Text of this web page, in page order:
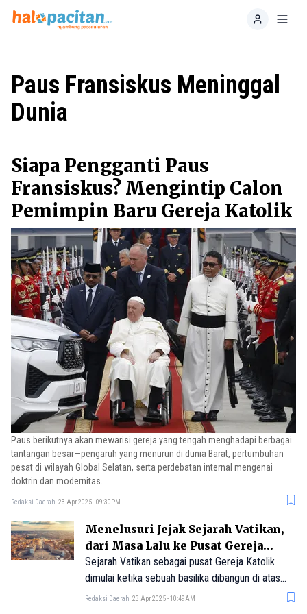
Home
Paus Fransiskus Meninggal
Dunia
Siapa Pengganti Paus
Fransiskus? Mengintip Calon
Pemimpin Baru Gereja Katolik
Paus berikutnya akan mewarisi gereja yang tengah menghadapi berbagai
tantangan besar—pengaruh yang menurun di dunia Barat, pertumbuhan
pesat di wilayah Global Selatan, serta perdebatan internal mengenai
doktrin dan modernitas.
Redaksi Daerah 23 Apr 2025 - 09:30PM
Menelusuri Jejak Sejarah Vatikan,
dari Masa Lalu ke Pusat Gereja
Katolik
Sejarah Vatikan sebagai pusat Gereja Katolik
dimulai ketika sebuah basilika dibangun di atas
makam Santo Petrus di Roma pada abad ke-4
Redaksi Daerah 23 Apr 2025 - 10:49AM